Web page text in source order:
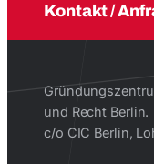
Kontakt /
und Recht Berlin.
c/o CIC Berlin,